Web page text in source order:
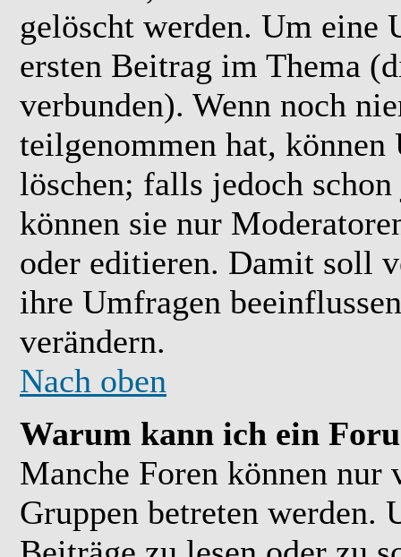
gelöscht werden. Um eine
ersten Beitrag im Thema
verbunden). Wenn noch
teilgenommen hat,
löschen; falls jedoch
können sie nur
oder editieren. Damit soll
ihre Umfragen
verändern.
Nach oben
Warum kann ich ein
Manche Foren können nur
Gruppen betreten werden.